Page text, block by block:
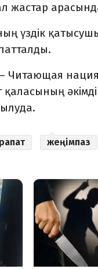
жастар
үздік
Читающая нация
жеңімпаз